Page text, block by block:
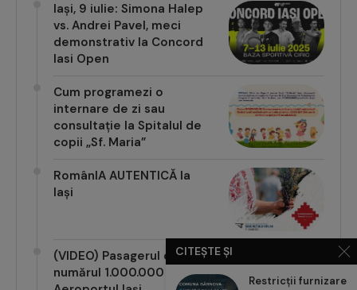
Iași, 9 iulie: Simona Halep
vs. Andrei Pavel, meci
demonstrativ la Concord
Iasi Open
Cum programezi o
internare de zi sau
consultație la Spitalul de
copii „Sf. Maria”
RomânIA AUTENTICĂ la
Iași
(VIDEO) Pasagerul cu
numărul 1.000.000 pe
CITEȘTE ȘI
Restricții furnizare